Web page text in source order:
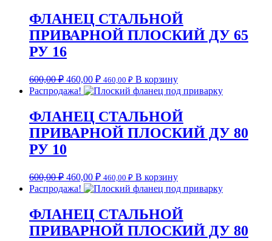
ФЛАНЕЦ СТАЛЬНОЙ
ПРИВАРНОЙ ПЛОСКИЙ ДУ 65
РУ 16
600,00₽ 460,00 ₽ 460,00 ₽ В корзину
Распродажа!
ФЛАНЕЦ СТАЛЬНОЙ
ПРИВАРНОЙ ПЛОСКИЙ ДУ 80
РУ 10
600,00₽ 460,00 ₽ 460,00 ₽ В корзину
Распродажа!
ФЛАНЕЦ СТАЛЬНОЙ
ПРИВАРНОЙ ПЛОСКИЙ ДУ 80